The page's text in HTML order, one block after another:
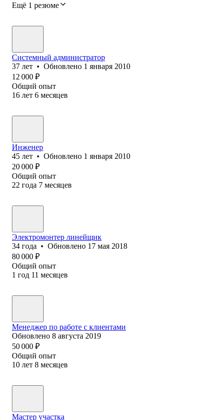
Ещё 1 резюме
Системный администратор
37 лет • Обновлено 1 января 2010
12 000 ₽
Общий опыт
16 лет 6 месяцев
Инженер
45 лет • Обновлено 1 января 2010
20 000 ₽
Общий опыт
22 года 7 месяцев
Электромонтер линейщик
34 года • Обновлено 17 мая 2018
80 000 ₽
Общий опыт
1 год 11 месяцев
Менеджер по работе с клиентами
Обновлено 8 августа 2019
50 000 ₽
Общий опыт
10 лет 8 месяцев
Мастер участка